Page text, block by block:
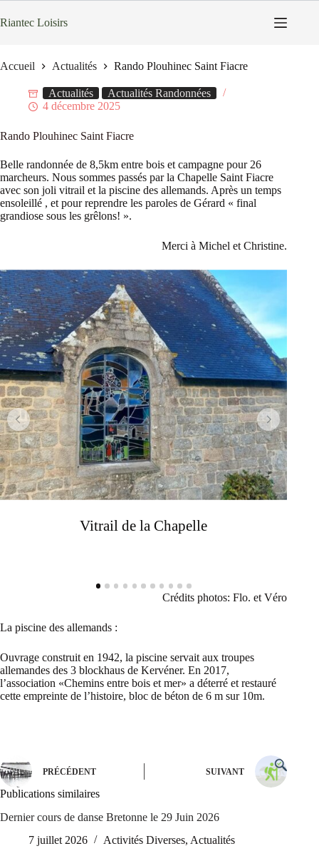
au
Riantec Loisirs
Accueil Actualités Rando Plouhinec Saint Fiacre
Actualités
Actualités Randonnées
4 décembre 2025
Rando Plouhinec Saint Fiacre
Belle randonnée de 8,5km entre bois et campagne pour 26
marcheurs. Nous sommes passés par la Chapelle Saint Fiacre
avec son joli vitrail et la piscine des allemands. Après un temps
ensoleillé , et pour reprendre les paroles de Gérard « final
grandiose sous les grêlons! ».
Merci à Michel et Christine.
Vitrail de la Chapelle
Crédits photos: Flo. et Véro
La piscine des allemands :
Ouvrage construit en 1942, la piscine servait aux troupes
allemandes des 3 blockhaus de Kervéner. En 2017,
l’association «Chemins entre bois et mer» a déterré et restauré
cette empreinte de l’histoire, bloc de béton de 6 m sur 10m.
PRÉCÉDENT SUIVANT
Publications similaires
Dernier cours de danse Bretonne le 29 Juin 2026
7 juillet 2026
Activités Diverses, Actualités